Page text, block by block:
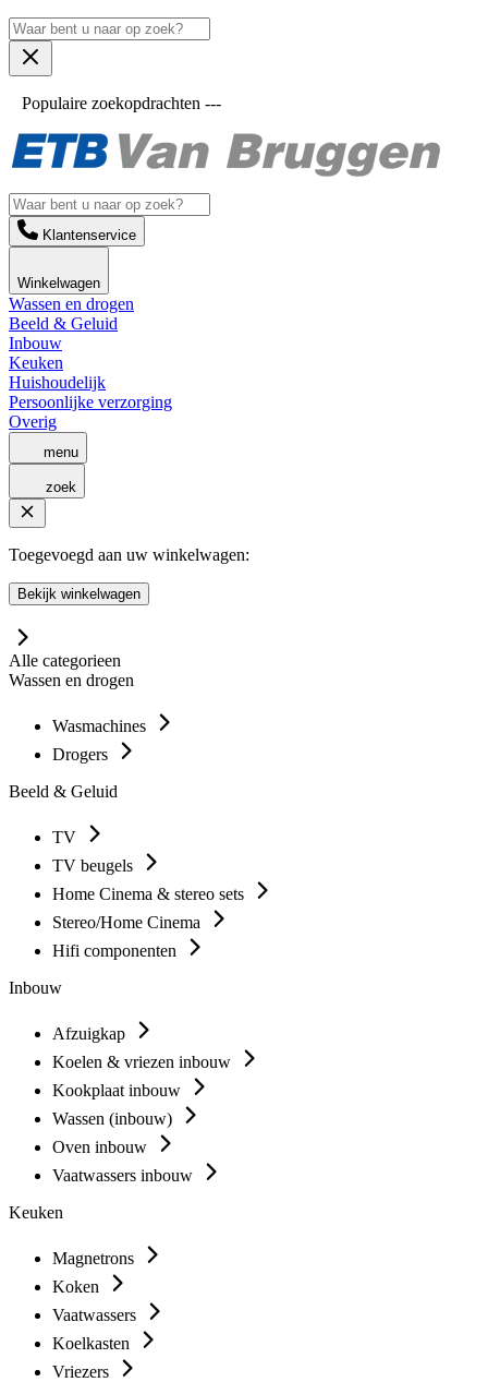
Populaire zoekopdrachten ---
Klantenservice
Winkelwagen
Wassen en drogen
Beeld & Geluid
Inbouw
Keuken
Huishoudelijk
Persoonlijke verzorging
Overig
menu
zoek
Toegevoegd aan uw winkelwagen:
Bekijk winkelwagen
Alle categorieen
Wassen en drogen
Wasmachines
Drogers
Beeld & Geluid
TV
TV beugels
Home Cinema & stereo sets
Stereo/Home Cinema
Hifi componenten
Inbouw
Afzuigkap
Koelen & vriezen inbouw
Kookplaat inbouw
Wassen (inbouw)
Oven inbouw
Vaatwassers inbouw
Keuken
Magnetrons
Koken
Vaatwassers
Koelkasten
Vriezers